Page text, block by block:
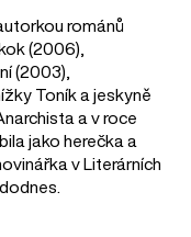
románů
(2006),
(2003),
Toník a jeskyně
a v roce
jako herečka a
v Literárních